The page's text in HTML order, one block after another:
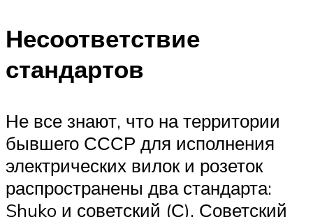
Несоответствие
стандартов
Не все знают, что на территории
бывшего СССР для исполнения
электрических вилок и розеток
распространены два стандарта:
Shuko и советский (С). Советский